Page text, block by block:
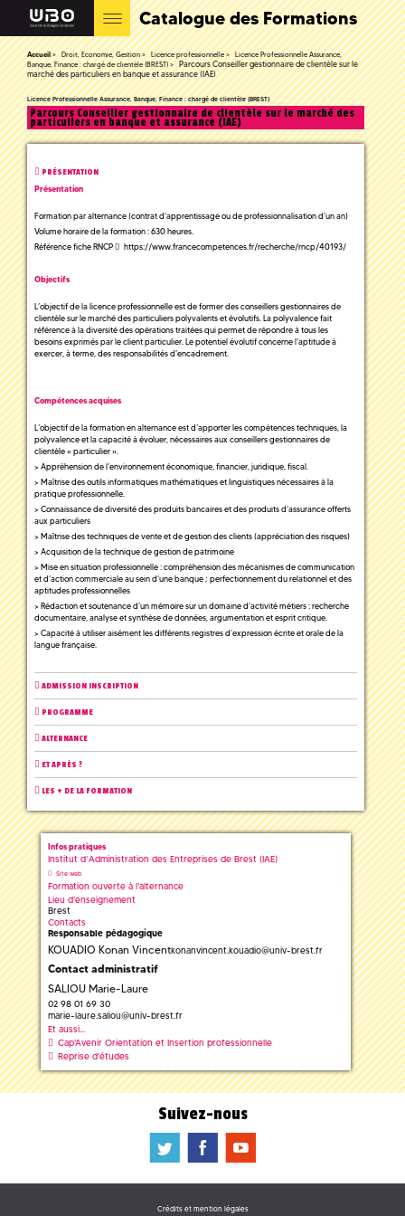
Catalogue des Formations
Accueil Droit, Economie, Gestion Licence professionnelle
Licence Professionnelle Assurance,
Banque, Finance : chargé de clientèle (BREST)
Parcours Conseiller gestionnaire de clientèle sur le
marché des particuliers en banque et assurance (IAE)
Licence Professionnelle Assurance, Banque, Finance : chargé de clientèle (BREST)
Parcours Conseiller gestionnaire de clientèle sur le marché des
particuliers en banque et assurance (IAE)
PRÉSENTATION
Présentation
Formation par alternance (contrat d’apprentissage ou de professionnalisation d’un an)
Volume horaire de la formation : 630 heures.
Référence fiche RNCP
https://www.francecompetences.fr/recherche/rncp/40193/
Objectifs
L’objectif de la licence professionnelle est de former des conseillers gestionnaires de
clientèle sur le marché des particuliers polyvalents et évolutifs. La polyvalence fait
référence à la diversité des opérations traitées qui permet de répondre à tous les
besoins exprimés par le client particulier. Le potentiel évolutif concerne l’aptitude à
exercer, à terme, des responsabilités d’encadrement.
Compétences acquises
L’objectif de la formation en alternance est d’apporter les compétences techniques, la
polyvalence et la capacité à évoluer, nécessaires aux conseillers gestionnaires de
clientèle « particulier ».
> Appréhension de l’environnement économique, financier, juridique, fiscal.
> Maîtrise des outils informatiques mathématiques et linguistiques nécessaires à la
pratique professionnelle.
> Connaissance de diversité des produits bancaires et des produits d’assurance offerts
aux particuliers
> Maîtrise des techniques de vente et de gestion des clients (appréciation des risques)
> Acquisition de la technique de gestion de patrimoine
> Mise en situation professionnelle : compréhension des mécanismes de communication
et d’action commerciale au sein d’une banque ; perfectionnement du relationnel et des
aptitudes professionnelles
> Rédaction et soutenance d’un mémoire sur un domaine d’activité métiers : recherche
documentaire, analyse et synthèse de données, argumentation et esprit critique.
> Capacité à utiliser aisément les différents registres d’expression écrite et orale de la
langue française.
ADMISSION INSCRIPTION
PROGRAMME
ALTERNANCE
ET APRÈS ?
LES + DE LA FORMATION
Infos pratiques
Institut d’Administration des Entreprises de Brest (IAE)
Site web
Formation ouverte à l'alternance
Lieu d'enseignement
Brest
Contacts
Responsable pédagogique
KOUADIO Konan Vincentkonanvincent.kouadio@univ-brest.fr
Contact administratif
SALIOU Marie-Laure
02 98 01 69 30
marie-laure.saliou@univ-brest.fr
Et aussi...
Cap'Avenir Orientation et Insertion professionnelle
Reprise d'études
Suivez-nous
a b f
Crédits et mention légales